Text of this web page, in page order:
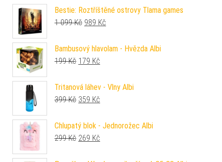
Bestie: Roztříštěné ostrovy Tlama games
1 099Kč Původní cena byla: 1 099 Kč.
989 Kč
Bambusový hlavolam - Hvězda Albi
199Kč Původní cena byla: 199 Kč.
179 Kč
Tritanová láhev - Vlny Albi
399Kč Původní cena byla: 399 Kč.
359 Kč
Chlupatý blok - Jednorožec Albi
299Kč Původní cena byla: 299 Kč.
269 Kč